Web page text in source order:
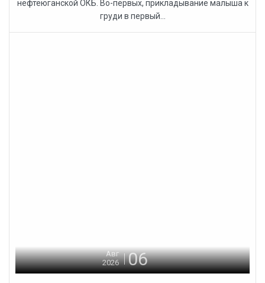
нефтеюганской ОКБ. Во-первых, прикладывание малыша к
груди в первый...
Авг
2026
06